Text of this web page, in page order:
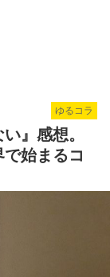
ゆるコラ
』感想。
始まるコ